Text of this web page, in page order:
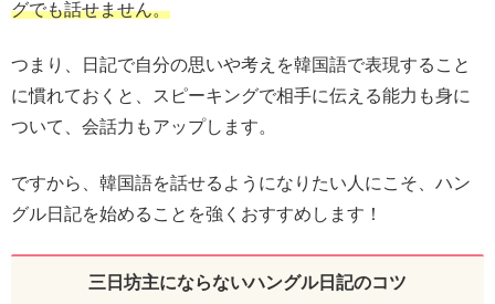
グでも話せません。
つまり、日記で自分の思いや考えを韓国語で表現すること
に慣れておくと、スピーキングで相手に伝える能力も身に
ついて、会話力もアップします。
ですから、韓国語を話せるようになりたい人にこそ、ハン
グル日記を始めることを強くおすすめします！
三日坊主にならないハングル日記のコツ